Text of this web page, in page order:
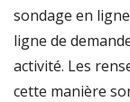
sondage en
ligne de
activité. Les
cette manière